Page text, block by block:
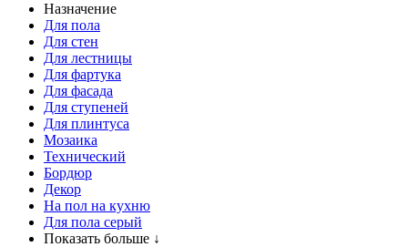
Назначение
Для пола
Для стен
Для лестницы
Для фартука
Для фасада
Для ступеней
Для плинтуса
Мозаика
Технический
Бордюр
Декор
На пол на кухню
Для пола серый
Показать больше ↓